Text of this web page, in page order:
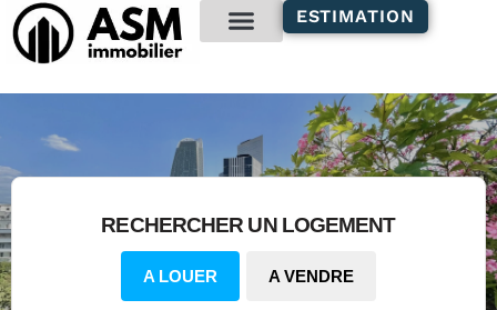
principal
ESTIMATION
RECHERCHER UN LOGEMENT
A LOUER A VENDRE